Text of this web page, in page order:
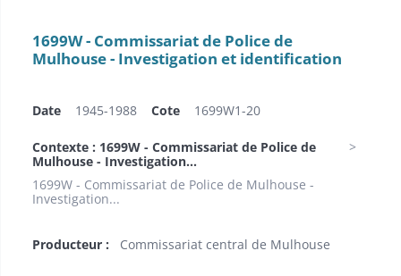
1699W - Commissariat de Police de
Mulhouse - Investigation et identification
Date 1945-1988 Cote 1699W1-20
Contexte : 1699W - Commissariat de Police de
Mulhouse - Investigation...
1699W - Commissariat de Police de Mulhouse -
Investigation...
Producteur : Commissariat central de Mulhouse